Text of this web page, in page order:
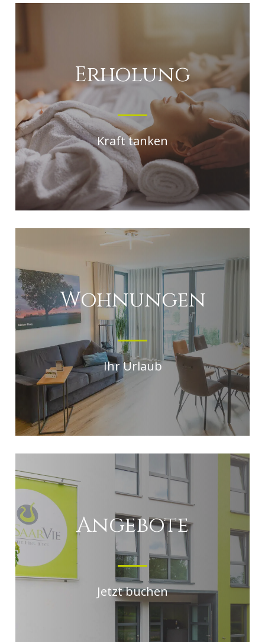
Erholung
Kraft tanken
Wohnungen
Ihr Urlaub
Angebote
Jetzt buchen